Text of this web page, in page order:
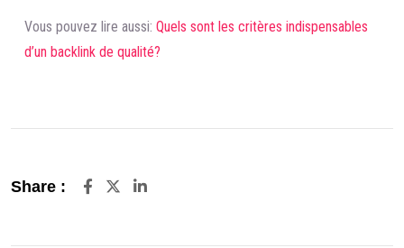
Vous pouvez lire aussi: Quels sont les critères indispensables
d’un backlink de qualité?
Share : LinkedIn